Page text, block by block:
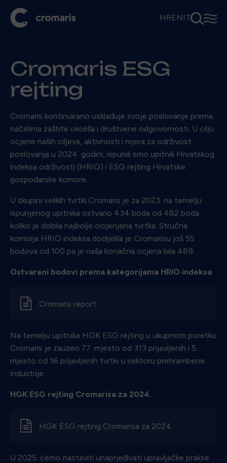
HREN IT⚲☰
Cromaris ESG
rejting
Cromaris kontinuirano usklađuje svoje poslovanje prema
načelima zaštite okoliša i društvene odgovornosti. U cilju
ocjene naših ciljeva, aktivnosti i mjera za održivost
poslovanja u 2024. godini, ispunili smo upitnik Hrvatskog
indeksa održivosti (HRIO) i ESG rejting Hrvatske
gospodarske komore.
U skupini velikih tvrtki Cromaris je za 2023. na temelju
ispunjenog upitnika ostvario 434 boda od 482 boda
koliko je dobila najbolje ocijenjena tvrtka. Stručna
komisija HRIO indeksa dodijelila je Cromarisu još 55
bodova od 100 pa je naša konačna ocjena bila 489.
Ostvareni bodovi prema kategorijama HRIO indeksa
d Cromaris report
Na temelju upitnika HGK ESG rejting u ukupnom poretku
Cromaris je zauzeo 77. mjesto od 313 prijavljenih i 5.
mjesto od 16 prijavljenih tvrtki u sektoru prehrambene
industrije.
HGK ESG rejting Cromarisa za 2024.
d HGK ESG rejting Cromarisa za 2024.
U 2025. ćemo nastaviti unaprjeđivati upravljačke prakse